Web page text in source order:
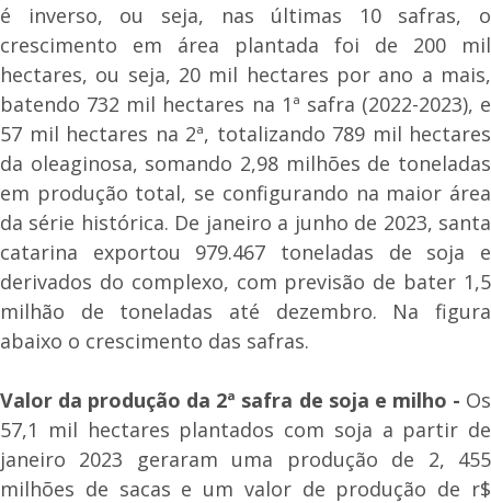
é inverso, ou seja, nas últimas 10 safras, o
crescimento em área plantada foi de 200 mil
hectares, ou seja, 20 mil hectares por ano a mais,
batendo 732 mil hectares na 1ª safra (2022-2023), e
57 mil hectares na 2ª, totalizando 789 mil hectares
da oleaginosa, somando 2,98 milhões de toneladas
em produção total, se configurando na maior área
da série histórica. De janeiro a junho de 2023, santa
catarina exportou 979.467 toneladas de soja e
derivados do complexo, com previsão de bater 1,5
milhão de toneladas até dezembro. Na figura
abaixo o crescimento das safras.
Valor da produção da 2ª safra de soja e milho - Os
57,1 mil hectares plantados com soja a partir de
janeiro 2023 geraram uma produção de 2, 455
milhões de sacas e um valor de produção de r$